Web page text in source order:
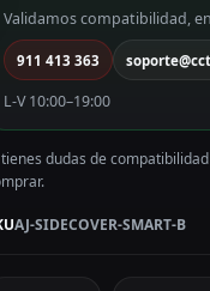
Validamos compatibilidad,
911 413 363
L-V 10:00–19:00
dudas de
AJ-SIDECOVER-SMART-B